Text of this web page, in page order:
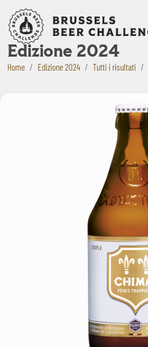
Edizione 2024
Home Edizione 2024 Tutti i risultati